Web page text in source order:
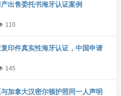
出售委托书海牙认证案例
110
印件真实性海牙认证，中国申请
145
加拿大汉密尔顿护照同一人声明